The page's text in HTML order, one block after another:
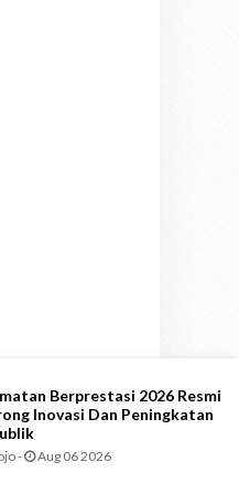
Berprestasi 2026 Resmi
Inovasi Dan Peningkatan
- Aug 06 2026